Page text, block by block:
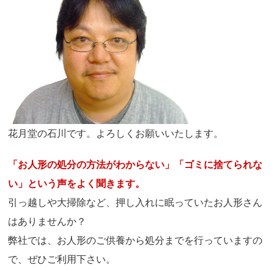
花月堂の石川です。よろしくお願いいたします。
「お人形の処分の方法がわからない」「ゴミに捨てられな
い」という声をよく聞きます。
引っ越しや大掃除など、押し入れに眠っていたお人形さん
はありませんか？
弊社では、お人形のご供養から処分までを行っていますの
で、ぜひご利用下さい。